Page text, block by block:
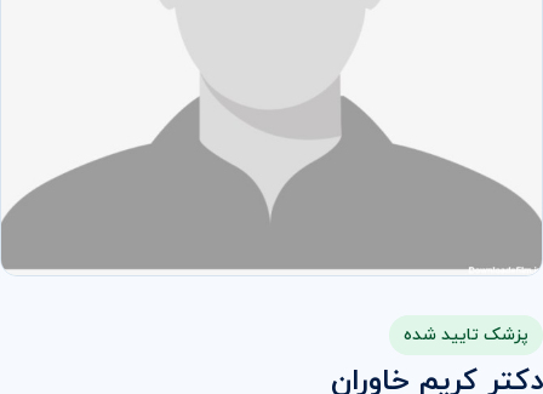
پزشک تایید شده
دکتر كريم خاوران